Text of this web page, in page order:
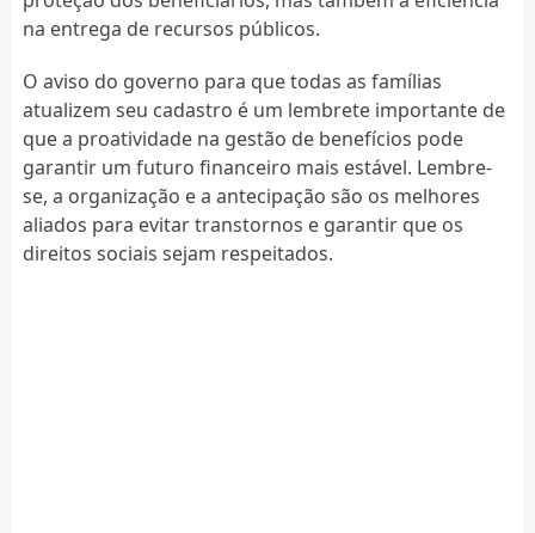
na entrega de recursos públicos.
O aviso do governo para que todas as famílias
atualizem seu cadastro é um lembrete importante de
que a proatividade na gestão de benefícios pode
garantir um futuro financeiro mais estável. Lembre-
se, a organização e a antecipação são os melhores
aliados para evitar transtornos e garantir que os
direitos sociais sejam respeitados.